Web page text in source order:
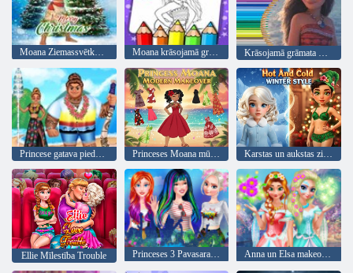
Moana Ziemassvētku džemperis Moana krāsojamā grāmata Krāsojamā grāmata Moanai
Princese gatava piedzīvojumiem, randiņš Princeses Moana mūsdienu pārvērtības Karstas un aukstas ziemas stils
Ellie Mīlestība Trouble Princeses 3 Pavasara svētki Anna un Elsa makeover